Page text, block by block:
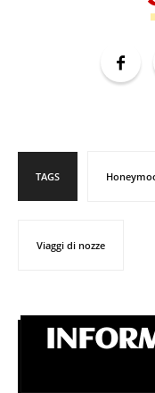
TAGS
Viaggi di nozze